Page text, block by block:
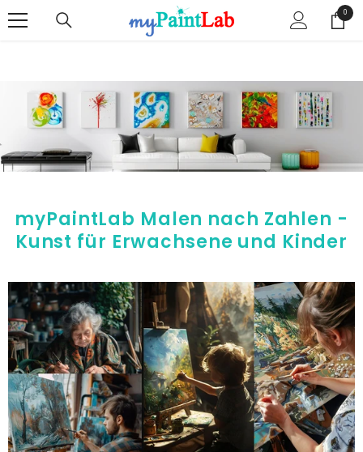
00
Artikel
myPaintLab Malen nach Zahlen -
Kunst für Erwachsene und Kinder